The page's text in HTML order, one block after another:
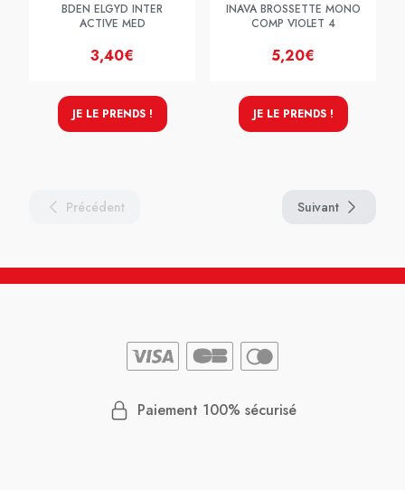
BDEN ELGYD INTER
ACTIVE MED
3,40€
JE LE PRENDS !
INAVA BROSSETTE MONO
COMP VIOLET 4
5,20€
JE LE PRENDS !
Précédent Suivant
Paiement 100% sécurisé